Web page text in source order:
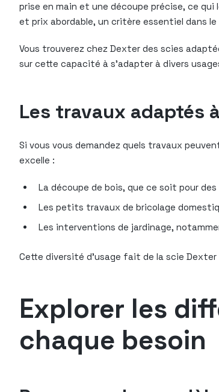
prise en main et une découpe précise, ce
et prix abordable, un critère essentiel dans le
Vous trouverez chez Dexter des scies
sur cette capacité à s’adapter à divers
Les travaux adaptés
Si vous vous demandez quels travaux
excelle :
La découpe de bois, que ce soit pour
Les petits travaux de bricolage
Les interventions de jardinage,
Cette diversité d’usage fait de la scie
Explorer les
chaque besoin